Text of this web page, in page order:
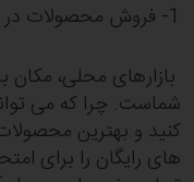
1- فروش محصولات در بازارهای محلی
بازارهای محلی، مکان
شماست. چرا که می
کنید و بهترین
های رایگان را برای